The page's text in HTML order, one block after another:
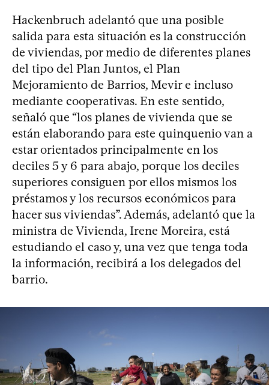
Hackenbruch adelantó que una posible
salida para esta situación es la construcción
de viviendas, por medio de diferentes planes
del tipo del Plan Juntos, el Plan
Mejoramiento de Barrios, Mevir e incluso
mediante cooperativas. En este sentido,
señaló que “los planes de vivienda que se
están elaborando para este quinquenio van a
estar orientados principalmente en los
deciles 5 y 6 para abajo, porque los deciles
superiores consiguen por ellos mismos los
préstamos y los recursos económicos para
hacer sus viviendas”. Además, adelantó que la
ministra de Vivienda, Irene Moreira, está
estudiando el caso y, una vez que tenga toda
la información, recibirá a los delegados del
barrio.